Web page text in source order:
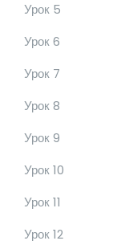
Урок 5
Урок 6
Урок 7
Урок 8
Урок 9
Урок 10
Урок 11
Урок 12